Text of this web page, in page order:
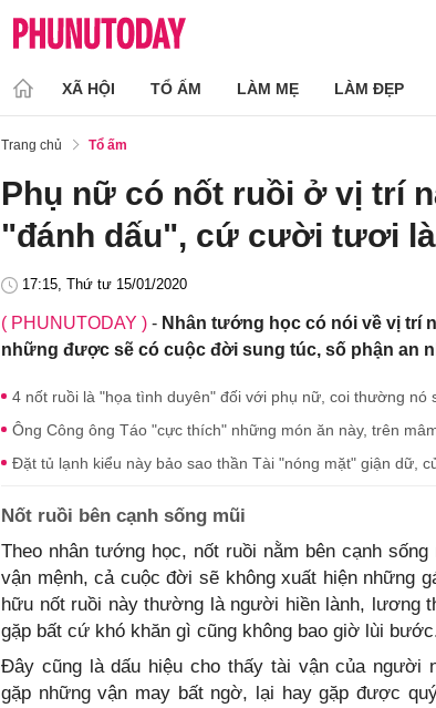
XÃ HỘI TỔ ẤM LÀM MẸ LÀM ĐẸP
Trang chủ Tổ ấm
Phụ nữ có nốt ruồi ở vị trí
"đánh dấu", cứ cười tươi
17:15, Thứ tư 15/01/2020
( PHUNUTODAY ) - Nhân tướng học có nói về vị trí
những được sẽ có cuộc đời sung túc, số phận an
4 nốt ruồi là "họa tình duyên" đối với phụ nữ, coi thường nó
Ông Công ông Táo "cực thích" những món ăn này, trên
Đặt tủ lạnh kiểu này bảo sao thần Tài "nóng mặt" giận dữ,
Nốt ruồi bên cạnh sống mũi
Theo nhân tướng học, nốt ruồi nằm bên cạnh
vận mệnh, cả cuộc đời sẽ không xuất hiện những
hữu nốt ruồi này thường là người hiền lành, lương
gặp bất cứ khó khăn gì cũng không bao giờ lùi
Đây cũng là dấu hiệu cho thấy tài vận của người
gặp những vận may bất ngờ, lại hay gặp được